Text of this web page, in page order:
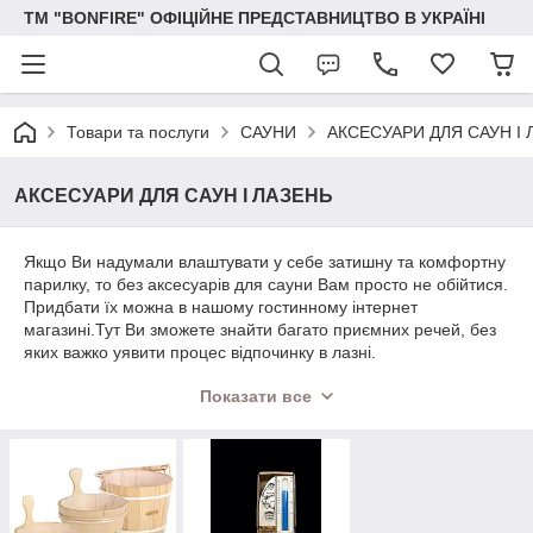
ТМ "BONFIRE" ОФІЦІЙНЕ ПРЕДСТАВНИЦТВО В УКРАЇНІ
Товари та послуги САУНИ АКСЕСУАРИ ДЛЯ САУН І
АКСЕСУАРИ ДЛЯ САУН І ЛАЗЕНЬ
Якщо Ви надумали влаштувати у себе затишну та комфортну
парилку, то без аксесуарів для сауни Вам просто не обійтися.
Придбати їх можна в нашому гостинному інтернет
магазині.Тут Ви зможете знайти багато приємних речей, без
яких важко уявити процес відпочинку в лазні.
сауни. У нас є різні варіанти. Кілька найкращих виробників
з чого.
Крім усього іншого є і парогенератори, пульти управління,
Показати все